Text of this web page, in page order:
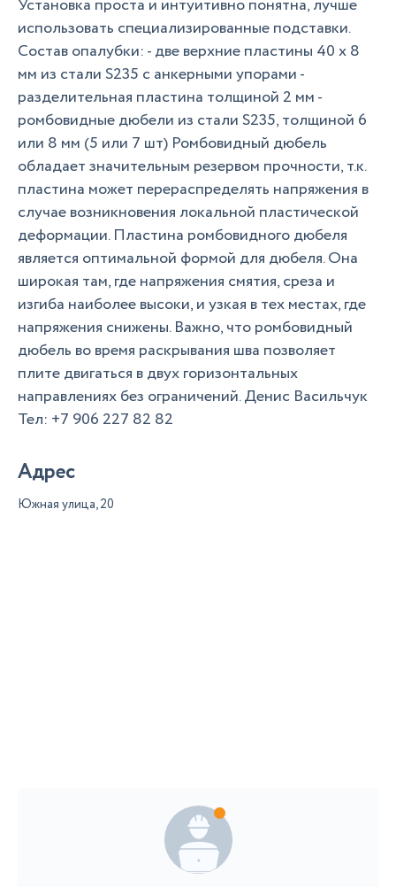
Установка проста и интуитивно понятна, лучше
использовать специализированные подставки.
Состав опалубки: - две верхние пластины 40 x 8
мм из стали S235 с анкерными упорами -
разделительная пластина толщиной 2 мм -
ромбовидные дюбели из стали S235, толщиной 6
или 8 мм (5 или 7 шт) Ромбовидный дюбель
обладает значительным резервом прочности, т.к.
пластина может перераспределять напряжения в
случае возникновения локальной пластической
деформации. Пластина ромбовидного дюбеля
является оптимальной формой для дюбеля. Она
широкая там, где напряжения смятия, среза и
изгиба наиболее высоки, и узкая в тех местах, где
напряжения снижены. Важно, что ромбовидный
дюбель во время раскрывания шва позволяет
плите двигаться в двух горизонтальных
направлениях без ограничений. Денис Васильчук
Тел: +7 906 227 82 82
Адрес
Южная улица, 20